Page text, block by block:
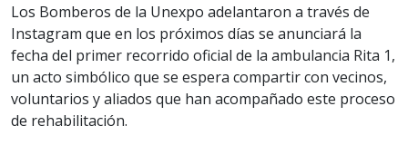
Los Bomberos de la Unexpo adelantaron a través de
Instagram que en los próximos días se anunciará la
fecha del primer recorrido oficial de la ambulancia Rita 1,
un acto simbólico que se espera compartir con vecinos,
voluntarios y aliados que han acompañado este proceso
de rehabilitación.